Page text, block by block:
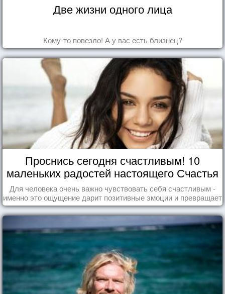
Две жизни одного лица
Кому-то повезло! А у вас есть близнец?
Проснись сегодня счастливым! 10
маленьких радостей настоящего Счастья
Для человека очень важно чувствовать себя счастливым -
именно это ощущение дарит позитивные эмоции и превращает
каждый день в маленький праздник.